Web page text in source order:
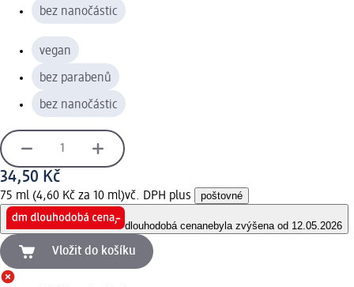
bez nanočástic
vegan
bez parabenů
bez nanočástic
34,50 Kč
75 ml (4,60 Kč za 10 ml)vč. DPH plus poštovné
dlouhodobá cenanebyla zvýšena od 12.05.2026
Vložit do košíku